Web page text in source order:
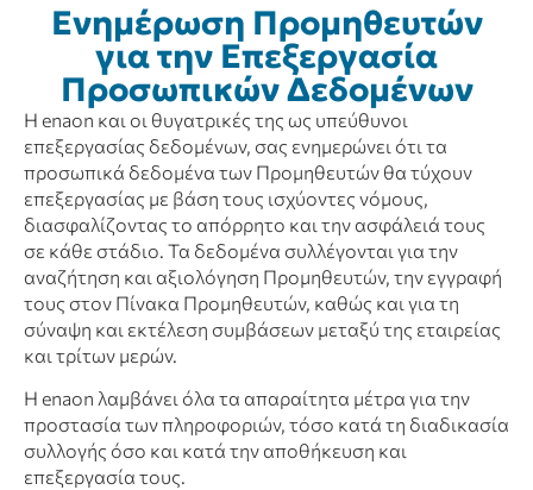
Ενημέρωση Προμηθευτών
για την Επεξεργασία
Προσωπικών Δεδομένων
Η enaon και οι θυγατρικές της ως υπεύθυνοι
επεξεργασίας δεδομένων, σας ενημερώνει ότι τα
προσωπικά δεδομένα των Προμηθευτών θα τύχουν
επεξεργασίας με βάση τους ισχύοντες νόμους,
διασφαλίζοντας το απόρρητο και την ασφάλειά τους
σε κάθε στάδιο. Τα δεδομένα συλλέγονται για την
αναζήτηση και αξιολόγηση Προμηθευτών, την εγγραφή
τους στον Πίνακα Προμηθευτών, καθώς και για τη
σύναψη και εκτέλεση συμβάσεων μεταξύ της εταιρείας
και τρίτων μερών.
Η enaon λαμβάνει όλα τα απαραίτητα μέτρα για την
προστασία των πληροφοριών, τόσο κατά τη διαδικασία
συλλογής όσο και κατά την αποθήκευση και
επεξεργασία τους.